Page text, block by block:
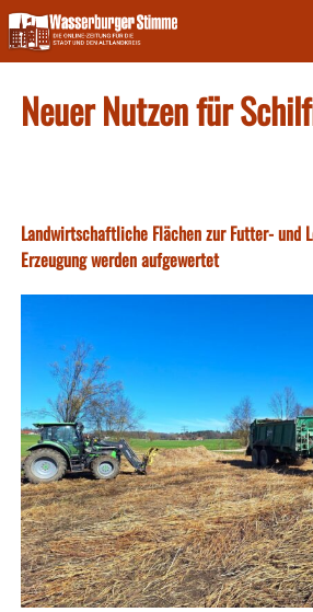
Skip
to
content
Neuer Nutzen für
Landwirtschaftliche Flächen zur Futter- und
Erzeugung werden aufgewertet